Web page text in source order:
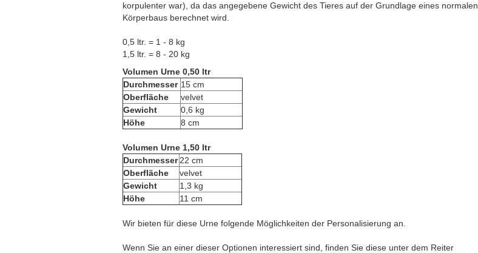
korpulenter war), da das angegebene Gewicht des Tieres auf der Grundlage eines normalen
Körperbaus berechnet wird.
0,5 ltr. = 1 - 8 kg
1,5 ltr. = 8 - 20 kg
Volumen Urne 0,50 ltr
Durchmesser 15 cm
Oberfläche
velvet
Gewicht
0,6 kg
Höhe
8 cm
Volumen Urne 1,50 ltr
Durchmesser 22 cm
Oberfläche
velvet
Gewicht
1,3 kg
Höhe
11 cm
Wir bieten für diese Urne folgende Möglichkeiten der Personalisierung an.
Wenn Sie an einer dieser Optionen interessiert sind, finden Sie diese unter dem Reiter